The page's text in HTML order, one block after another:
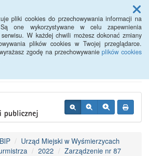
pliki cookies do przechowywania informacji na
one wykorzystywane w celu zapewnienia
W każdej chwili możesz dokonać zmiany
plików cookies w Twojej przeglądarce.
zgodę na przechowywanieplików cookies
Menu
Miejski
Urząd Miejski w Wyśmierzycach
2022 Zarządzenie nr 87